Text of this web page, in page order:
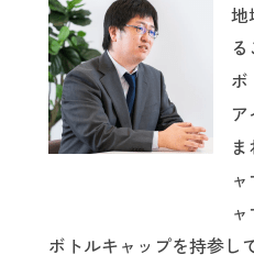
地
ボ
ボトルキャップを持参し